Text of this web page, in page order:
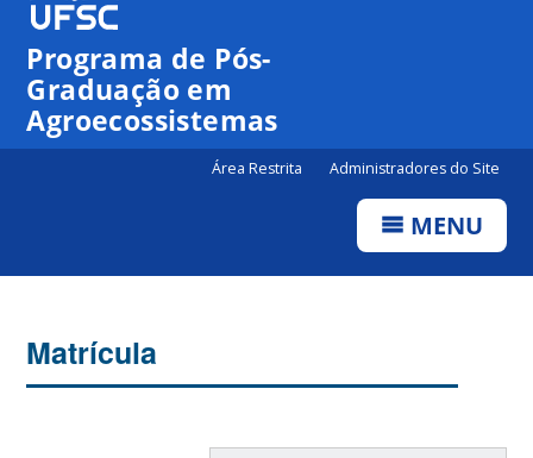
Programa de Pós-
Graduação em
Agroecossistemas
Área Restrita Administradores do Site
MENU
Matrícula